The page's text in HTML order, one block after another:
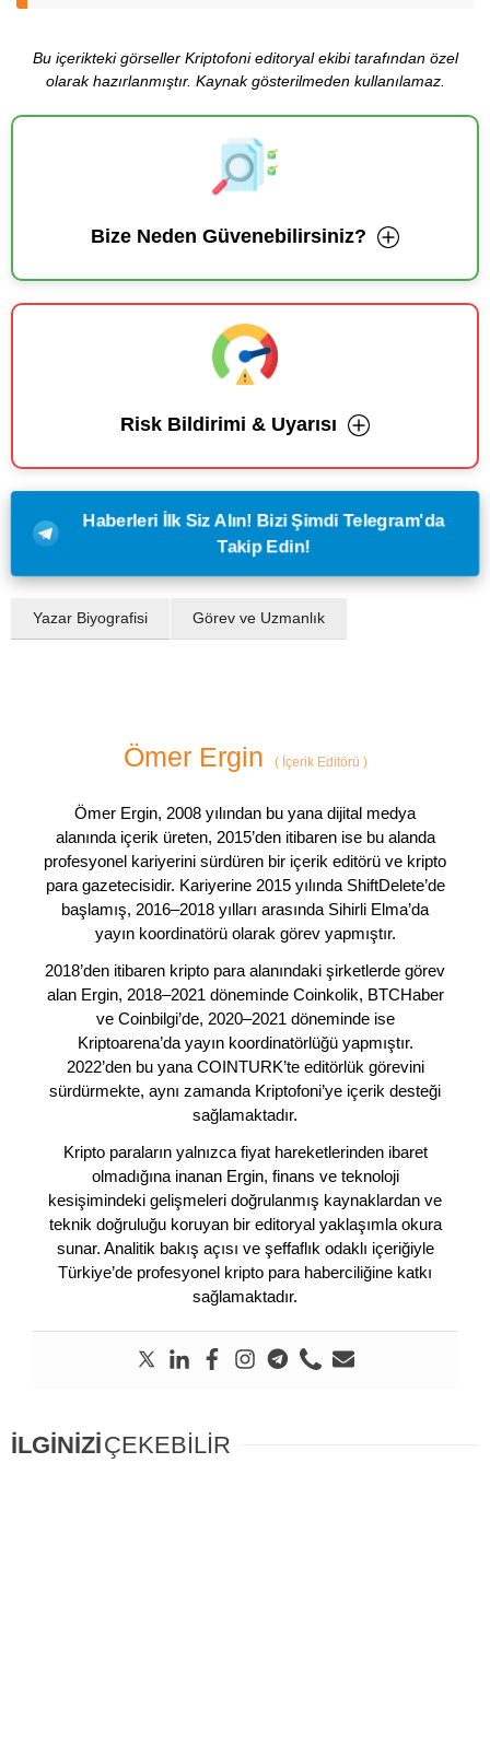
Bu içerikteki görseller Kriptofoni editoryal ekibi tarafından özel
olarak hazırlanmıştır. Kaynak gösterilmeden kullanılamaz.
Bize Neden Güvenebilirsiniz?
Risk Bildirimi & Uyarısı
Haberleri İlk Siz Alın! Bizi Şimdi Telegram'da
Takip Edin!
Yazar Biyografisi Görev ve Uzmanlık
Ömer Ergin (İçerik Editörü )
Ömer Ergin, 2008 yılından bu yana dijital medya
alanında içerik üreten, 2015’den itibaren ise bu alanda
profesyonel kariyerini sürdüren bir içerik editörü ve kripto
para gazetecisidir. Kariyerine 2015 yılında ShiftDelete’de
başlamış, 2016–2018 yılları arasında Sihirli Elma’da
yayın koordinatörü olarak görev yapmıştır.
2018’den itibaren kripto para alanındaki şirketlerde görev
alan Ergin, 2018–2021 döneminde Coinkolik, BTCHaber
ve Coinbilgi’de, 2020–2021 döneminde ise
Kriptoarena’da yayın koordinatörlüğü yapmıştır.
2022’den bu yana COINTURK’te editörlük görevini
sürdürmekte, aynı zamanda Kriptofoni’ye içerik desteği
sağlamaktadır.
Kripto paraların yalnızca fiyat hareketlerinden ibaret
olmadığına inanan Ergin, finans ve teknoloji
kesişimindeki gelişmeleri doğrulanmış kaynaklardan ve
teknik doğruluğu koruyan bir editoryal yaklaşımla okura
sunar. Analitik bakış açısı ve şeffaflık odaklı içeriğiyle
Türkiye’de profesyonel kripto para haberciliğine katkı
sağlamaktadır.
İLGİNİZİÇEKEBİLİR